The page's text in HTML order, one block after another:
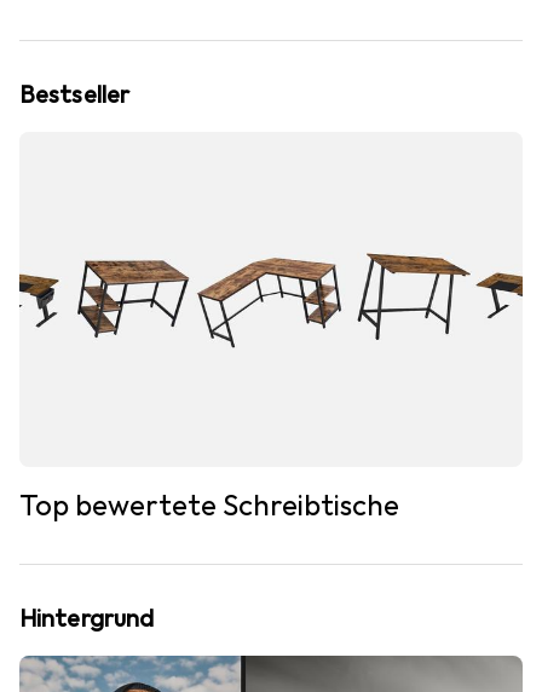
Bestseller
Top bewertete Schreibtische
Hintergrund